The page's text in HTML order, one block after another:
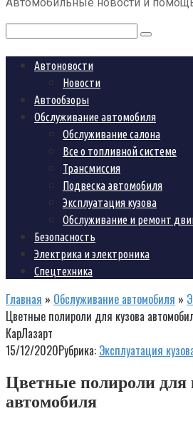
Поиск:
Автоновости
Новости
Автообзоры
Обслуживание автомобиля
Обслуживание салона
Все о топливной системе
Трансмиссия
Подвеска автомобиля
Эксплуатация кузова
Обслуживание и ремонт
Безопасность
Электрика и электроника
Спецтехника
Главная » Обслуживание автомобиля »
Цветные полироли для кузова
КарЛазарт
15/12/2020Рубрика: Эксплуатация
Цветные полироли для
автомобиля